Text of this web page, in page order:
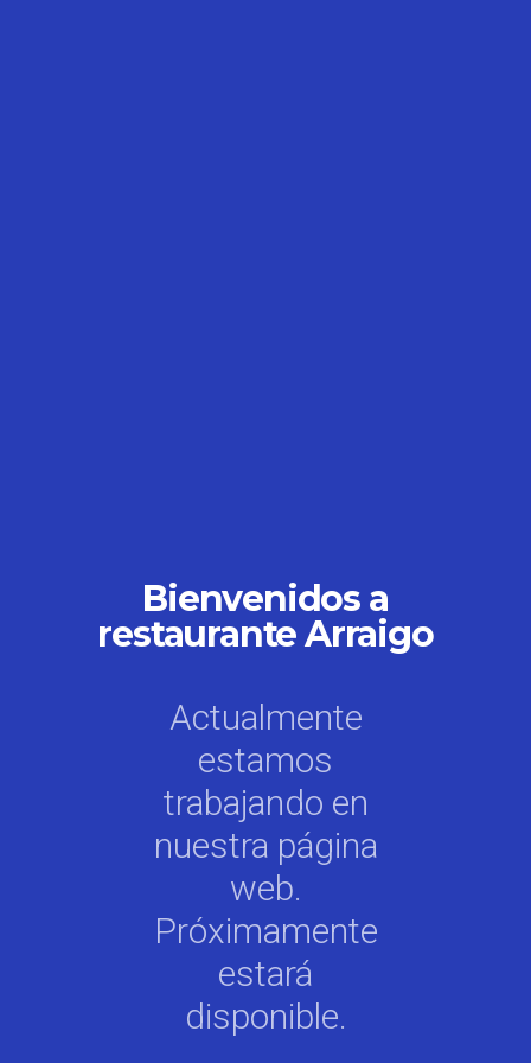
Bienvenidos a
restaurante Arraigo
Actualmente
estamos
trabajando en
nuestra página
web.
Próximamente
estará
disponible.